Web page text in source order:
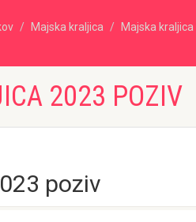
Majska kraljica Majska
2023 POZIV
poziv